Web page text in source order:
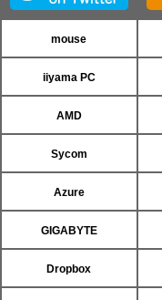
mouse
iiyama PC
AMD
Sycom
Azure
GIGABYTE
Dropbox